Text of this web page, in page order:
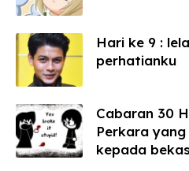
Hari ke 9 :
perhatianku
Cabaran 30
Perkara
kepada